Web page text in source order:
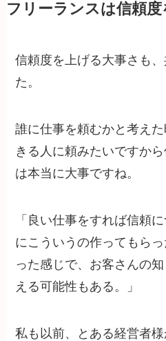
フリーランスは信頼度
信頼度を上げる大事さも
た。
誰に仕事を頼むかと考え
きる人に頼みたいですか
は本当に大事ですね。
「良い仕事をすれば信頼
にこういうの作ってもら
った感じで、お客さんの
える可能性もある。」
私も以前、とある経営者